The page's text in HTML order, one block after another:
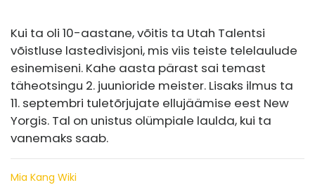
Kui ta oli 10-aastane, võitis ta Utah Talentsi
võistluse lastedivisjoni, mis viis teiste telelaulude
esinemiseni. Kahe aasta pärast sai temast
täheotsingu 2. juunioride meister. Lisaks ilmus ta
11. septembri tuletõrjujate ellujäämise eest New
Yorgis. Tal on unistus olümpiale laulda, kui ta
vanemaks saab.
Mia Kang Wiki